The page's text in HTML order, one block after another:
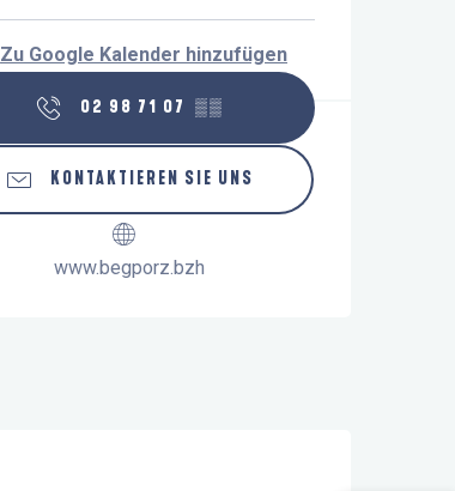
Zu Google Kalender hinzufügen
02 98 71 07 ▒▒
KONTAKTIEREN SIE UNS
www.begporz.bzh